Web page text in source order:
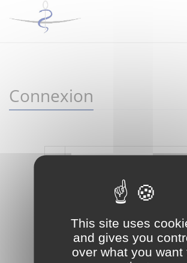
This site uses
and gives you
over what you want
Connexion
Mot de passe oublié ? Je crée
Connexion